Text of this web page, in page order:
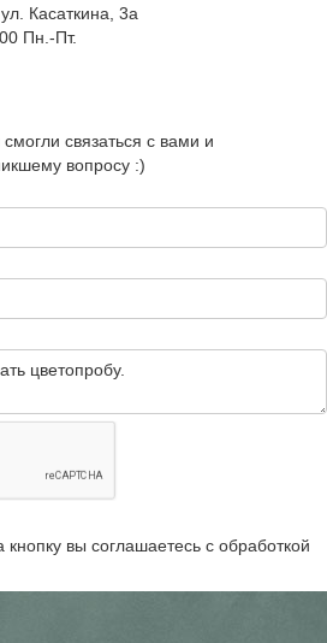
Касаткина, 3а
Пн.-Пт.
связаться с вами и
вопросу :)
вы соглашаетесь с обработкой